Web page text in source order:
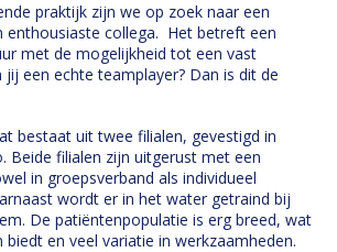
praktijk zijn we op zoek naar een
enthousiaste collega. Het betreft een
met de mogelijkheid tot een vast
jij een echte teamplayer? Dan is dit de
bestaat uit twee filialen, gevestigd in
Beide filialen zijn uitgerust met een
in groepsverband als individueel
wordt er in het water getraind bij
De patiëntenpopulatie is erg breed, wat
en veel variatie in werkzaamheden.